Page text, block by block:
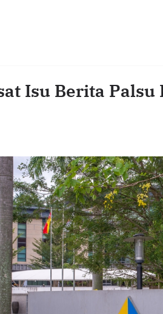
Isu Berita